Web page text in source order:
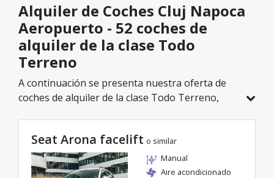
Alquiler de Coches Cluj Napoca
Aeropuerto - 52 coches de
alquiler de la clase Todo
Terreno
A continuación se presenta nuestra oferta de
coches de alquiler de la clase Todo Terreno,
elegir el modelo ideal de la categoría
seleccionada, con tarifas excelentes desde solo
23€/día.
Seat Arona facelift o similar
Manual
Aire acondicionado